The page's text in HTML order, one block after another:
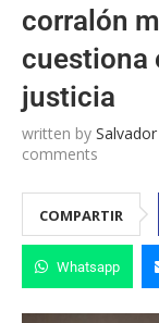
corralón
cuestiona
justicia
written by
comments
COMPARTIR
Whatsapp